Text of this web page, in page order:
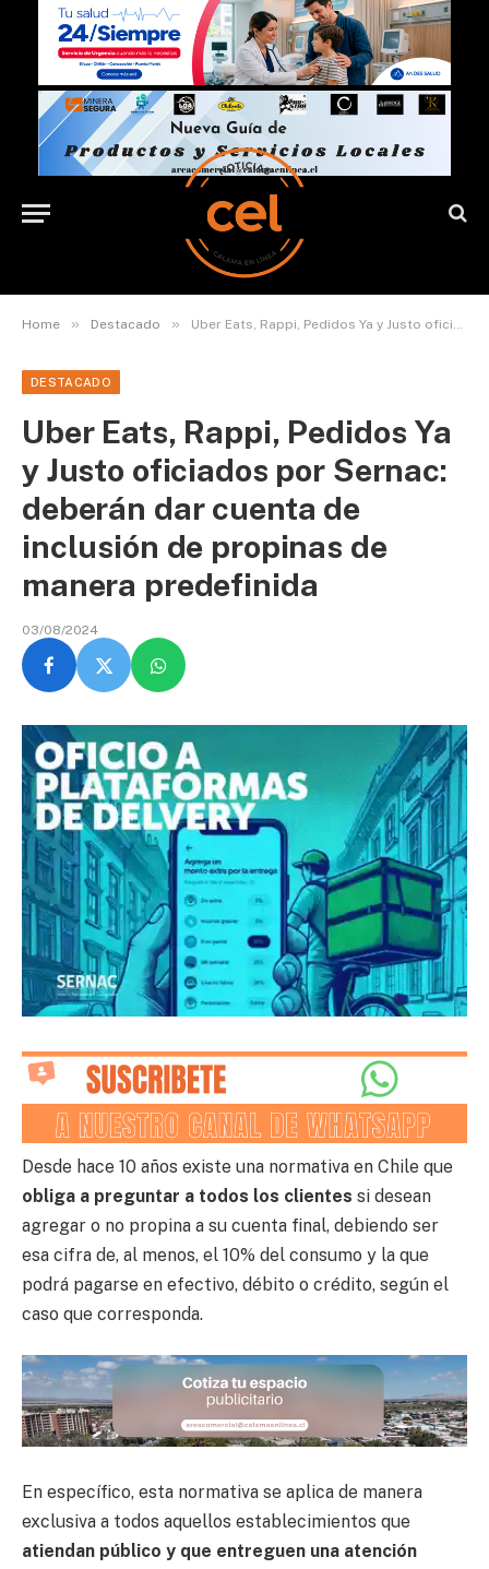
Home » Destacado » Uber Eats, Rappi, Pedidos Ya y Justo oficiados por Sernac: deberán dar cuenta de inclusión de propinas de manera predefinida
DESTACADO
Uber Eats, Rappi, Pedidos Ya
y Justo oficiados por Sernac:
deberán dar cuenta de
inclusión de propinas de
manera predefinida
03/08/2024
Desde hace 10 años existe una normativa en Chile que
obliga a preguntar a todos los clientes si desean
agregar o no propina a su cuenta final, debiendo ser
esa cifra de, al menos, el 10% del consumo y la que
podrá pagarse en efectivo, débito o crédito, según el
caso que corresponda.
En específico, esta normativa se aplica de manera
exclusiva a todos aquellos establecimientos que
atiendan público y que entreguen una atención